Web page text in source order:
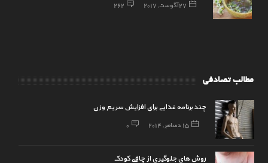
27 آگوست, 2017 262
مطالب تصادفی
چند برنامه غذایی برای افزایش سریع وزن
15 دسامبر, 2014 0
روش های جلوگیری از چاقی کودک